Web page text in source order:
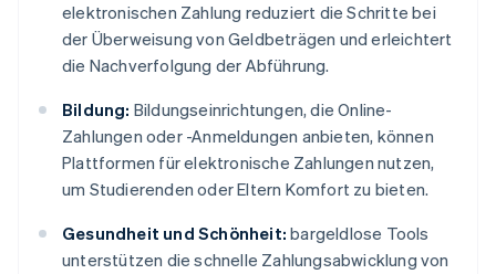
elektronischen Zahlung reduziert die Schritte bei
der Überweisung von Geldbeträgen und erleichtert
die Nachverfolgung der Abführung.
Bildung: Bildungseinrichtungen, die Online-
Zahlungen oder -Anmeldungen anbieten, können
Plattformen für elektronische Zahlungen nutzen,
um Studierenden oder Eltern Komfort zu bieten.
Gesundheit und Schönheit: bargeldlose Tools
unterstützen die schnelle Zahlungsabwicklung von